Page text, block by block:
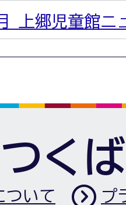
上郷児童館ニ
つく
ついて プ